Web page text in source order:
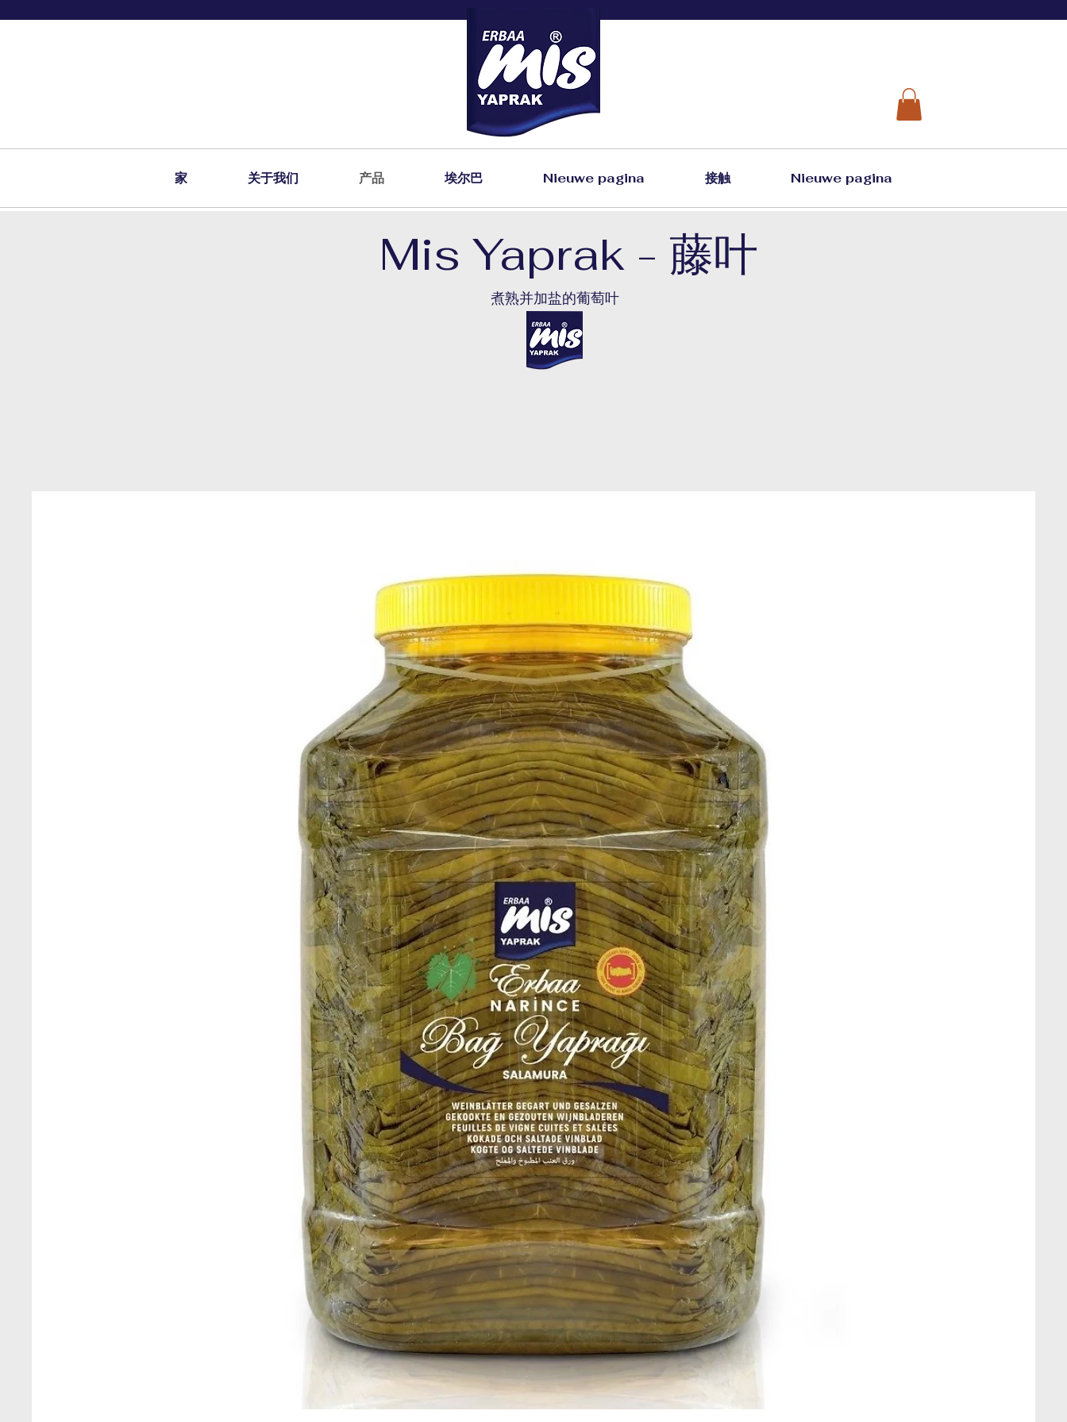
家 关于我们 产品 埃尔巴 Nieuwe pagina 接触 Nieuwe pagina
Mis Yaprak - 藤叶
煮熟并加盐的葡萄叶